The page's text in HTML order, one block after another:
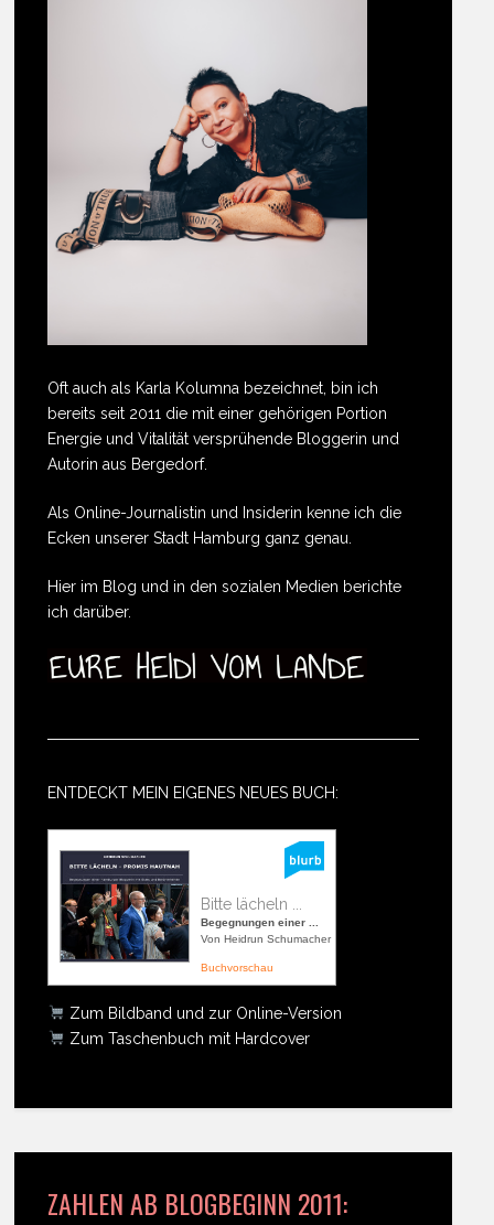
Oft auch als Karla Kolumna bezeichnet, bin ich
bereits seit 2011 die mit einer gehörigen Portion
Energie und Vitalität versprühende Bloggerin und
Autorin aus Bergedorf.
Als Online-Journalistin und Insiderin kenne ich die
Ecken unserer Stadt Hamburg ganz genau.
Hier im Blog und in den sozialen Medien berichte
ich darüber.
ENTDECKT MEIN EIGENES NEUES BUCH:
Bitte lächeln ...
Begegnungen einer ...
Von Heidrun Schumacher
Buchvorschau
Zum Bildband und zur Online-Version
Zum Taschenbuch mit Hardcover
ZAHLEN AB BLOGBEGINN 2011: